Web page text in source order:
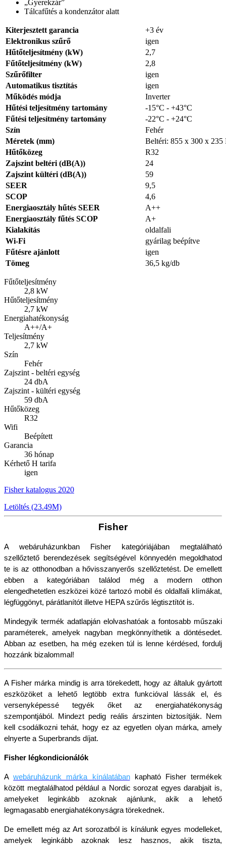
„Gyerekzár”
Tálcafűtés a kondenzátor alatt
Kiterjesztett garancia
+3 év
Elektronikus szűrő
igen
Hűtőteljesítmény (kW)
2,7
Fűtőteljesítmény (kW)
2,8
Szűrőfilter
igen
Automatikus tisztítás
igen
Működés módja
Inverter
Hűtési teljesítmény tartomány
-15°C - +43°C
Fűtési teljesítmény tartomány
-22°C - +24°C
Szín
Fehér
Méretek (mm)
Beltéri: 855 x 300 x
Hűtőközeg
R32
Zajszint beltéri (dB(A))
24
Zajszint kültéri (dB(A))
59
SEER
9,5
SCOP
4,6
Energiaosztály hűtés SEER
A++
Energiaosztály fűtés SCOP
A+
Kialakítás
oldalfali
Wi-Fi
gyárilag beépítve
Fűtésre ajánlott
igen
Tömeg
36,5 kg/db
Fűtőteljesítmény
2,8 kW
Hűtőteljesítmény
2,7 kW
Energiahatékonyság
A++/A+
Teljesítmény
2,7 kW
Szín
Fehér
Zajszint - beltéri egység
24 dbA
Zajszint - kültéri egység
59 dbA
Hűtőközeg
R32
Wifi
Beépített
Garancia
36 hónap
Kérhető H tarifa
igen
Fisher katalogus 2020
Letöltés (23.49M)
Fisher
A webáruházunkban Fisher kategóriájában megtalálható
szellőztető berendezések segítségével könnyedén megoldhatod
te is az otthonodban a hővisszanyerős szellőztetést. De emellett
ebben a kategóriában találod még a modern otthon
elengedhetetlen eszközei közé tartozó mobil és oldalfali klímákat,
légfüggönyt, párátlanítót illetve HEPA szűrős légtisztítót is.
Mindegyik termék adatlapján elolvashatóak a fontosabb műszaki
paraméterek, amelyek nagyban megkönnyíthetik a döntésedet.
Abban az esetben, ha még ezeken túl is lenne kérdésed, fordulj
hozzánk bizalommal!
A Fisher márka mindig is arra törekedett, hogy az általuk gyártott
eszközöket a lehető legtöbb extra funkcióval lássák el, és
versenyképessé tegyék őket az energiahatékonyság
szempontjából. Mindezt pedig reális árszinten biztosítják. Nem
kell csodálkozni tehát, hogy ez az egyetlen olyan márka, amely
elnyerte a Superbrands díjat.
Fisher légkondicionálók
A webáruházunk márka kínálatában
kapható Fisher termékek
között megtalálhatod például a Nordic sorozat egyes darabjait is,
amelyeket leginkább azoknak ajánlunk, akik a lehető
legmagasabb energiahatékonyságra törekednek.
De emellett még az Art sorozatból is kínálunk egyes modelleket,
amelyek leginkább azoknak lesz hasznos, akik tiszta,